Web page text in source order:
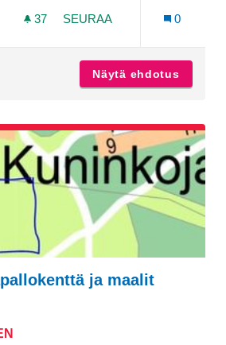
37 37 SEURAAJAA
SEURAA
0
Näytä ehdotus
ja maalit